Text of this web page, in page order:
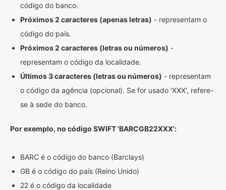
código do banco.
Próximos 2 caracteres (apenas letras) - representam o
código do país.
Próximos 2 caracteres (letras ou números) -
representam o código da localidade.
Últimos 3 caracteres (letras ou números) - representam
o código da agência (opcional). Se for usado 'XXX', refere-
se à sede do banco.
Por exemplo, no código SWIFT 'BARCGB22XXX':
BARC é o código do banco (Barclays)
GB é o código do país (Reino Unido)
22 é o código da localidade